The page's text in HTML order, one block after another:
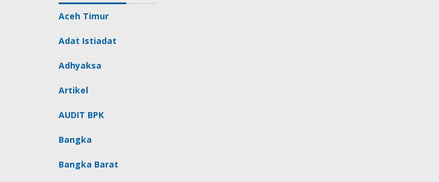
Aceh Timur
Adat Istiadat
Adhyaksa
Artikel
AUDIT BPK
Bangka
Bangka Barat